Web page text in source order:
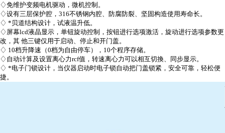
♢免维护变频电机驱动，微机控制。
♢设有三层保护腔， 316不锈钢内腔、防腐防裂、坚固构造使用寿命长。
♢ * 贝道结构设计，试液温升低。
♢屏幕lcd液晶显示，单钮旋动控制，按钮进行选项激活，旋动进行选项参数更
改，其 他三键仅用于启动、停止和开门盖。
♢ 10档升降速（0档为自由停车）， 10个程序存储。
♢自动计算及设置离心力rcf值，转速离心力可以相互切換、同步显示。
♢ *电子门锁设计，当仪器启动时电子锁自动把门盖锁紧，安全可靠，轻松便
捷。